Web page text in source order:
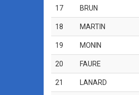
17 BRUN
18 MARTIN
19 MONIN
20 FAURE
21 LANARD